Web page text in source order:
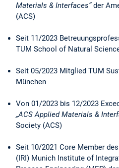
Materials & Interfaces“der
(ACS)
Seit 11/2023
TUM School of Natural
Seit 05/2023 Mitglied TUM
München
Von 01/2023 bis 12/2023
„ACS Applied Materials &
Society (ACS)
Seit 10/2021 Core Member
(IRI) Munich Institute of